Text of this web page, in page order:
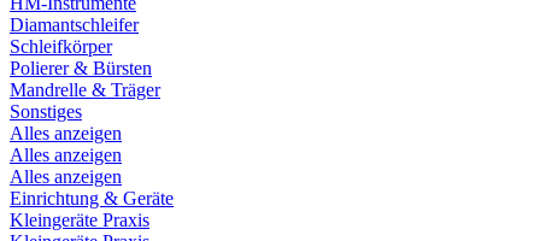
Diamantschleifer
Schleifkörper
Polierer & Bürsten
Mandrelle & Träger
Sonstiges
Alles anzeigen
Alles anzeigen
Alles anzeigen
Einrichtung & Geräte
Kleingeräte Praxis